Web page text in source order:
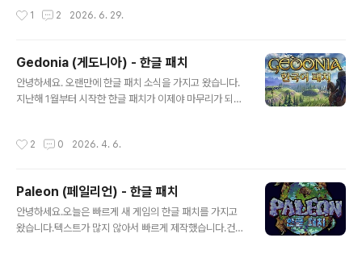
시면 해당 페이지로 이동하니 거기에서 다운로드 받으시면
미있게 즐기시길 바랍니다. Factory Town 2: Paradise
(팩토리 타운 2: 파라다이스) - 한글 패치팩토리 타운2, Fa
ctory Town 2, 한글 패치, 한국어 패치, 도시 건설, 시뮬
레이션, 자동화, 크래프팅www.wmupdate.com
1 2 2026. 6. 29.
Gedonia (게도니아) - 한글 패치
안녕하세요. 오랜만에 한글 패치 소식을 가지고 왔습니다.
지난해 1월부터 시작한 한글 패치가 이제야 마무리가 되어
와 1편의 한국어 패치를 내놓은 게 이해가 안 되실 수도 있
있을까 였습니다만, 이 게임의 가격(세일 때 1천원 대)을 생
각하면 충분히 재밌게 즐길만 합니다. (더군다나 한글이니
더 재밌겠죠?) 제가 번역하기 시작했을 때는 유저 평가가
2 0 2026. 4. 6.
Paleon (페일리언) - 한글 패치
안녕하세요.오늘은 빠르게 새 게임의 한글 패치를 가지고
왔습니다.텍스트가 많지 않아서 빠르게 제작했습니다.건설